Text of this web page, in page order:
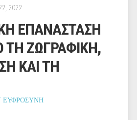
2022
ΕΠΑΝΑΣΤΑΣΗ
ΖΩΓΡΑΦΙΚΗ,
ΚΑΙ ΤΗ